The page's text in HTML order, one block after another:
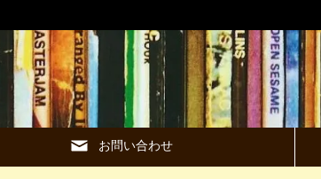
お問い合わせ